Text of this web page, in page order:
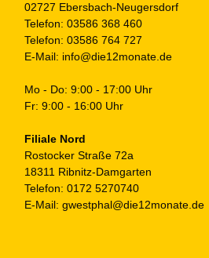
02727 Ebersbach-Neugersdorf
Telefon: 03586 368 460
Telefon: 03586 764 727
E-Mail: info@die12monate.de
Mo - Do: 9:00 - 17:00 Uhr
Fr: 9:00 - 16:00 Uhr
Filiale Nord
Rostocker Straße 72a
18311 Ribnitz-Damgarten
Telefon: 0172 5270740
E-Mail: gwestphal@die12monate.de